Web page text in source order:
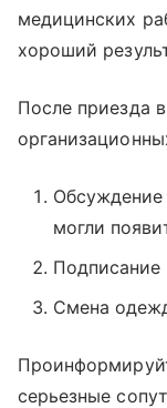
медицинских
хороший
После приезда
могли
Подписание
Смена
серьезные